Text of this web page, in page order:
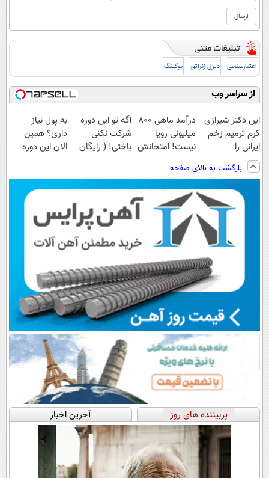
اعتبارسنجی دیزل ژنراتور بوکینگ
از سراسر وب
این دکتر شیرازی
کرم ترمیم زخم
ایرانی را
ساخت!!!
درآمد ماهی 800
میلیونی رویا
نیست! امتحانش
اگه تو این دوره
شرکت نکنی
باختی! ( رایگان
به پول نیاز
داری؟ همین
الان این دوره
بازگشت به بالای صفحه
پربیننده های روز آخرین اخبار